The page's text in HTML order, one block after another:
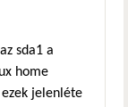
sda1 a
home
jelenléte